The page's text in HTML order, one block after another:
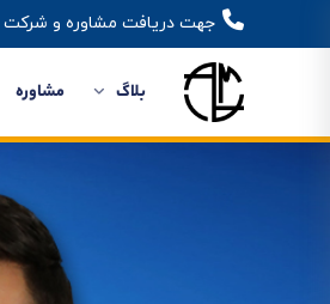
جهت دریافت مشاوره و شرکت
بلاگ مشاوره